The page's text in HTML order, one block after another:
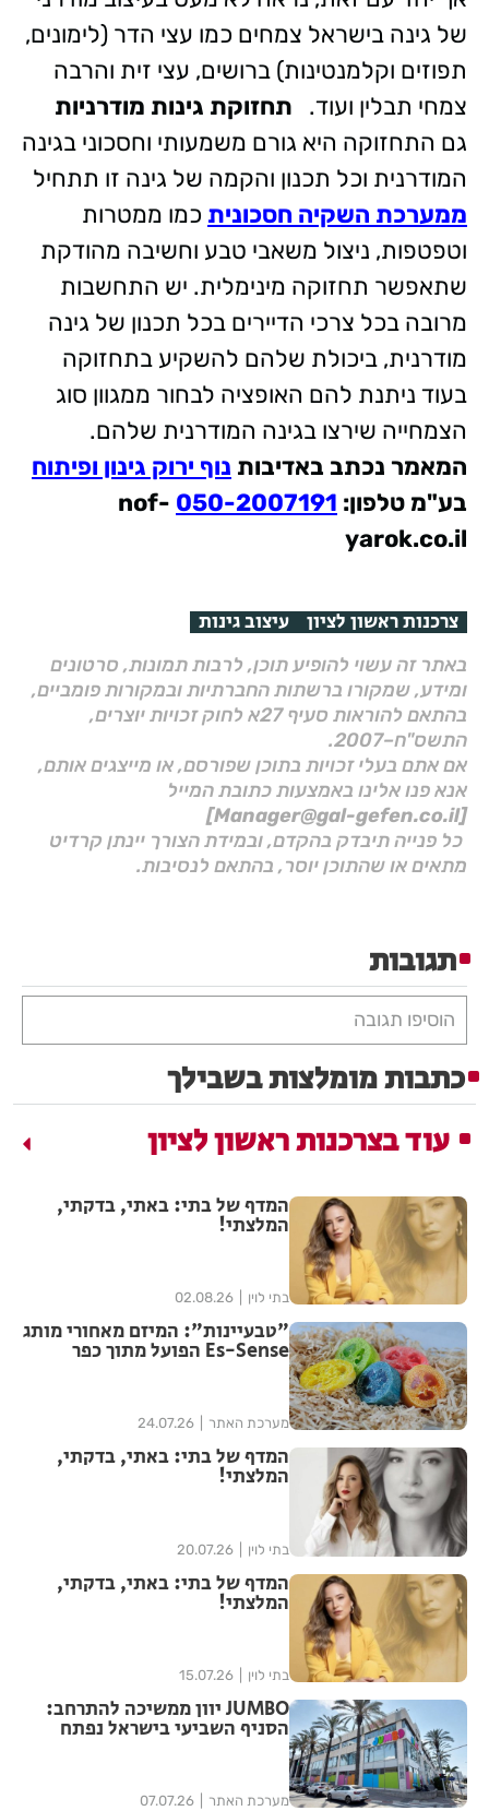
של גינה בישראל צמחים כמו עצי הדר (לימונים,
תפוזים וקלמנטינות) ברושים, עצי זית והרבה
צמחי תבלין ועוד. תחזוקת גינות מודרניות
גם התחזוקה היא גורם משמעותי וחסכוני בגינה
המודרנית וכל תכנון והקמה של גינה זו תתחיל
ממערכת השקיה חסכונית כמו ממטרות
וטפטפות, ניצול משאבי טבע וחשיבה מהודקת
שתאפשר תחזוקה מינימלית. יש התחשבות
מרובה בכל צרכי הדיירים בכל תכנון של גינה
מודרנית, ביכולת שלהם להשקיע בתחזוקה
בעוד ניתנת להם האופציה לבחור ממגוון סוג
הצמחייה שירצו בגינה המודרנית שלהם.
המאמר נכתב באדיבות נוף ירוק גינון ופיתוח
בע"מ טלפון: 050-2007191
nof-
yarok.co.il
צרכנות ראשון לציון עיצוב גינות
באתר זה עשוי להופיע תוכן, לרבות תמונות, סרטונים
ומידע, שמקורו ברשתות החברתיות ובמקורות פומביים,
בהתאם להוראות סעיף 27א לחוק זכויות יוצרים,
התשס"ח–2007.
אם אתם בעלי זכויות בתוכן שפורסם, או מייצגים אותם,
אנא פנו אלינו באמצעות כתובת המייל
[Manager@gal-gefen.co.il]
כל פנייה תיבדק בהקדם, ובמידת הצורך יינתן קרדיט
מתאים או שהתוכן יוסר, בהתאם לנסיבות.
תגובות
הוסיפו תגובה
כתבות מומלצות בשבילך
עוד בצרכנות ראשון לציון
המדף של בתי: באתי, בדקתי,
המלצתי!
בתי לוין 02.08.26
"טבעיינות": המיזם מאחורי מותג
Es-Sense הפועל מתוך כפר
מערכת האתר 24.07.26
המדף של בתי: באתי, בדקתי,
המלצתי!
בתי לוין 20.07.26
המדף של בתי: באתי, בדקתי,
המלצתי!
בתי לוין 15.07.26
JUMBO יוון ממשיכה להתרחב:
הסניף השביעי בישראל נפתח
מערכת האתר 07.07.26